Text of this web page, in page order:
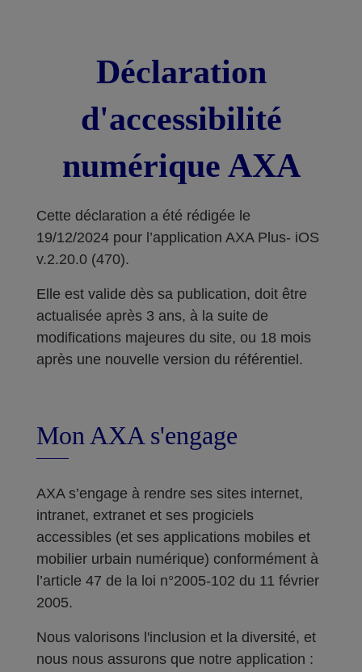
Déclaration
d'accessibilité
numérique AXA
Cette déclaration a été rédigée le
19/12/2024 pour l’application AXA Plus- iOS
v.2.20.0 (470).
Elle est valide dès sa publication, doit être
actualisée après 3 ans, à la suite de
modifications majeures du site, ou 18 mois
après une nouvelle version du référentiel.
Mon AXA s'engage
AXA s’engage à rendre ses sites internet,
intranet, extranet et ses progiciels
accessibles (et ses applications mobiles et
mobilier urbain numérique) conformément à
l’article 47 de la loi n°2005-102 du 11 février
2005.
Nous valorisons l'inclusion et la diversité, et
nous nous assurons que notre application :